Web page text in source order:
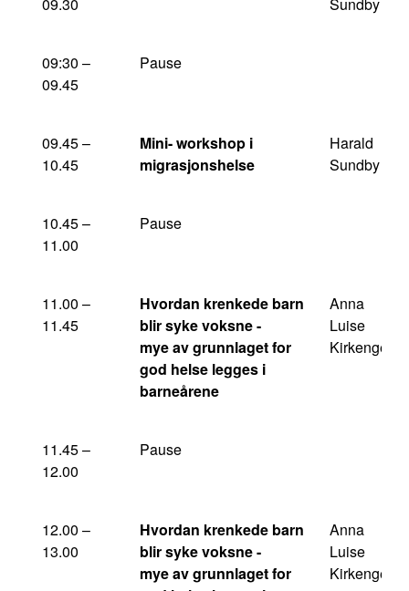
09:30 –
09.45
Pause
09.45 –
10.45
Mini- workshop i
migrasjonshelse
Harald
Sundby
10.45 –
11.00
Pause
11.00 –
11.45
Hvordan krenkede barn
blir syke voksne -
mye av grunnlaget for
god helse legges i
barneårene
Anna
Luise
Kirkengen
11.45 –
12.00
Pause
12.00 –
13.00
Hvordan krenkede barn
blir syke voksne -
mye av grunnlaget for
Anna
Luise
Kirkengen